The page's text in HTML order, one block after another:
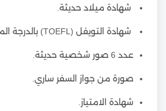
شهادة ميلاد حديثة.
شهادة التويفل (TOEFL) بالدرجة المطلوبة.
عدد 6 صور شخصية حديثة.
صورة من جواز السفر ساري.
شهادة الامتياز.